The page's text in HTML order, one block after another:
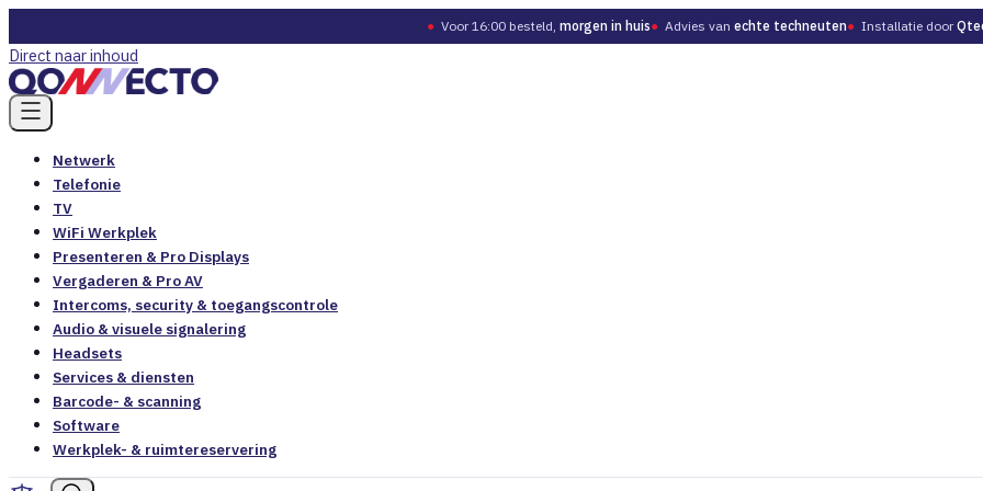
● Voor 16:00 besteld, morgen in huis● Advies van echte techneuten● Installatie door
Direct naar inhoud
Netwerk
Telefonie
TV
WiFi Werkplek
Presenteren & Pro Displays
Vergaderen & Pro AV
Intercoms, security & toegangscontrole
Audio & visuele signalering
Headsets
Services & diensten
Barcode- & scanning
Software
Werkplek- & ruimtereservering